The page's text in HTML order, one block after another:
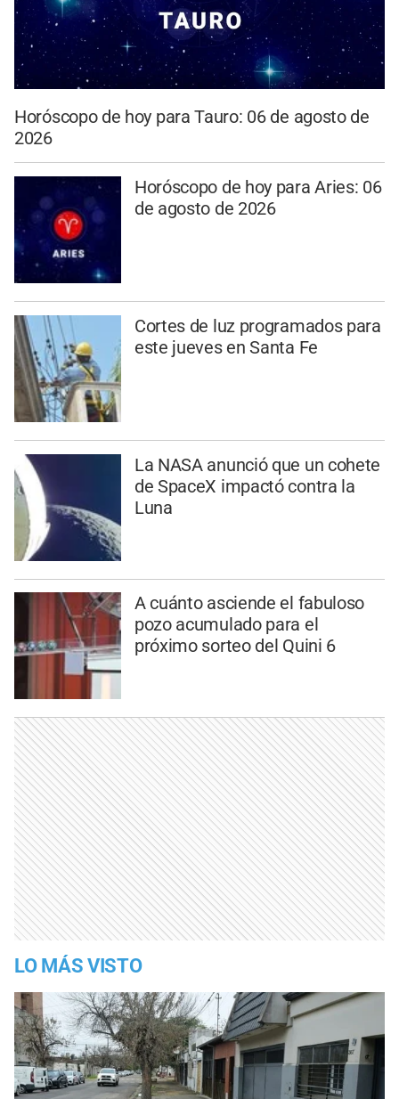
Horóscopo de hoy para Tauro: 06 de agosto de
2026
Horóscopo de hoy para Aries: 06
de agosto de 2026
Cortes de luz programados para
este jueves en Santa Fe
La NASA anunció que un cohete
de SpaceX impactó contra la
Luna
A cuánto asciende el fabuloso
pozo acumulado para el
próximo sorteo del Quini 6
LO MÁS VISTO